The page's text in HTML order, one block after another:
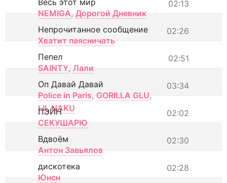
02:13
Весь этот мир
NEMIGA, Дорогой Дневник
02:26
Непрочитанное сообщение
Хватит паясничать
02:51
Пепел
SAINTY, Лали
03:34
Оп Давай Давай
Police in Paris, GORILLA GLU,
LIL NAKU
02:02
ПЭЙН
СЕКУШАРЮ
02:30
Вдвоём
Антон Завьялов
02:28
дискотека
Юнсн